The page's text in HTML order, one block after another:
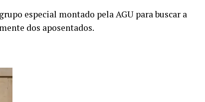
especial montado pela AGU para buscar a
dos aposentados.